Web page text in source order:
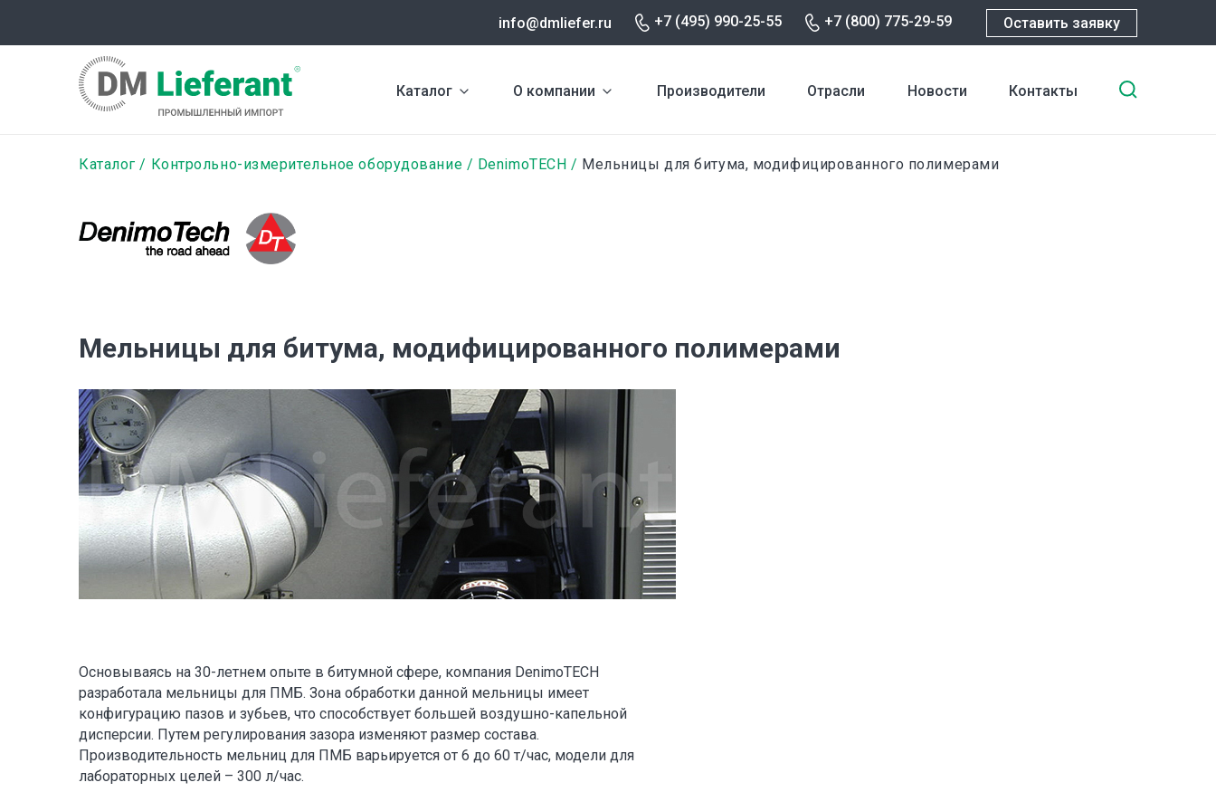
содержанию
info@dmliefer.ru +7 (495) 990-25-55 +7 (800) 775-29-59 Оставить заявку
Каталог О компании Производители Отрасли Новости Контакты
Строка
Каталог Контрольно-измерительное оборудование DenimoTECH Мельницы для битума, модифицированного полимерами
Мельницы для битума, модифицированного полимерами
Основываясь на 30-летнем опыте в битумной сфере, компания DenimoTECH
разработала мельницы для ПМБ. Зона обработки данной мельницы имеет
конфигурацию пазов и зубьев, что способствует большей воздушно-капельной
дисперсии. Путем регулирования зазора изменяют размер состава.
Производительность мельниц для ПМБ варьируется от 6 до 60 т/час, модели для
лабораторных целей – 300 л/час.